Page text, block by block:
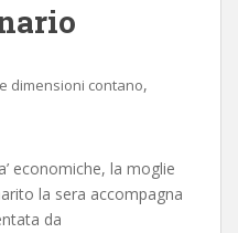
dimensioni contano,
economiche, la moglie
la sera accompagna
da